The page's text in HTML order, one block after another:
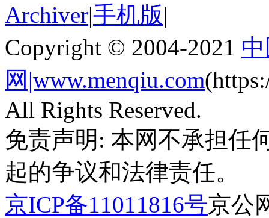
Archiver|手机版|
Copyright © 2004-2021
网|www.menqiu.com
All Rights Reserved.
免责声明: 本网不承担任
起的争议和法律责任。
京ICP备11011816号京公